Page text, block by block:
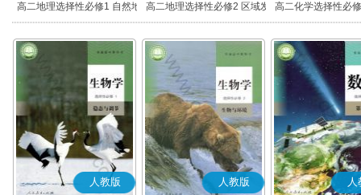
高二地理选择性必修1 自然地
理基础
高二地理选择性必修2 区域发
展
高二化学选择性必
应原理
人教版 人教版 人